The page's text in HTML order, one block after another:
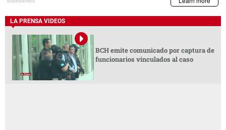
LA PRENSA VIDEOS
BCH emite comunicado por captura de
funcionarios vinculados al caso